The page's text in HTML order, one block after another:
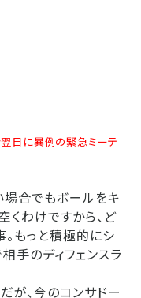
日に異例の緊急ミーテ
場合でもボールをキ
くわけですから、ど
もっと積極的にシ
手のディフェンスラ
が、今のコンサドー